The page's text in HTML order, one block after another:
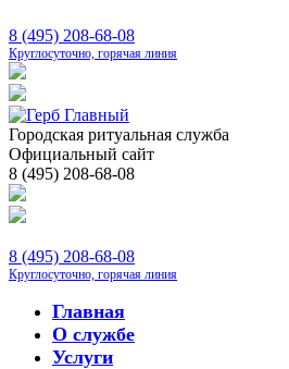
8 (495) 208-68-08
Круглосуточно, горячая линия
Городская ритуальная служба
Официальный сайт
8 (495) 208-68-08
8 (495) 208-68-08
Круглосуточно, горячая линия
Главная
О службе
Услуги